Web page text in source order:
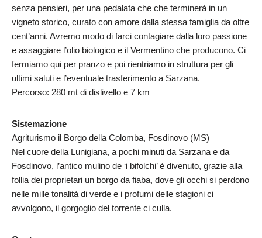
senza pensieri, per una pedalata che che terminerà in un
vigneto storico, curato con amore dalla stessa famiglia da oltre
cent’anni. Avremo modo di farci contagiare dalla loro passione
e assaggiare l’olio biologico e il Vermentino che producono. Ci
fermiamo qui per pranzo e poi rientriamo in struttura per gli
ultimi saluti e l’eventuale trasferimento a Sarzana.
Percorso: 280 mt di dislivello e 7 km
Sistemazione
Agriturismo il Borgo della Colomba, Fosdinovo (MS)
Nel cuore della Lunigiana, a pochi minuti da Sarzana e da
Fosdinovo, l’antico mulino de ‘i bifolchi’ è divenuto, grazie alla
follia dei proprietari un borgo da fiaba, dove gli occhi si perdono
nelle mille tonalità di verde e i profumi delle stagioni ci
avvolgono, il gorgoglio del torrente ci culla.